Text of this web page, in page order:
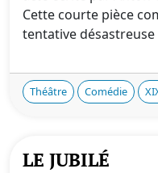
Cette courte pièce
tentative désastreuse
Théâtre Comédie
LE JUBILÉ